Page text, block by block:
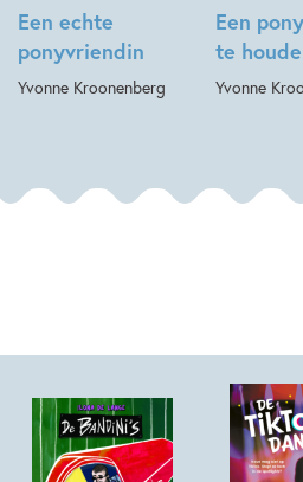
Een echte
ponyvriendin
Yvonne Kroonenberg
Een
te
Yvonne